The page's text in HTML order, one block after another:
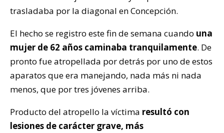
trasladaba por la diagonal en Concepción.
El hecho se registro este fin de semana cuando una
mujer de 62 años caminaba tranquilamente. De
pronto fue atropellada por detrás por uno de estos
aparatos que era manejando, nada más ni nada
menos, que por tres jóvenes arriba.
Producto del atropello la víctima resultó con
lesiones de carácter grave, más